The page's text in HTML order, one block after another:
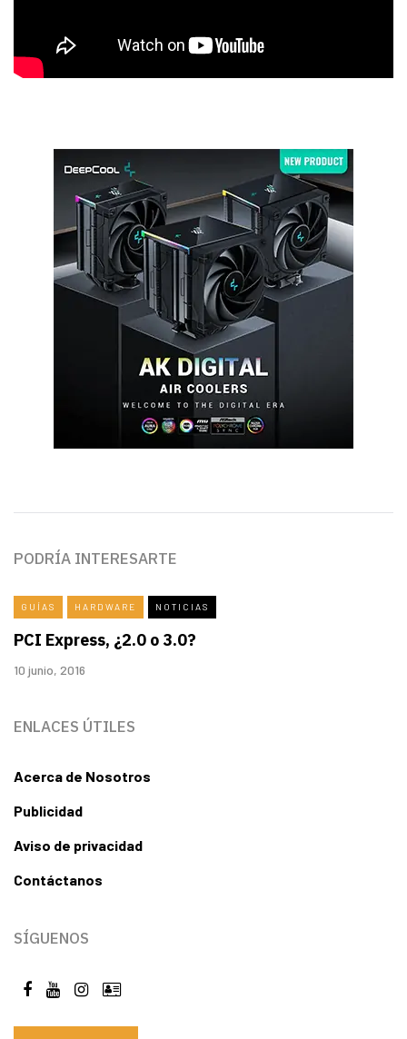
PODRÍA INTERESARTE
GUÍAS HARDWARE NOTICIAS
PCI Express, ¿2.0 o 3.0?
10 junio, 2016
ENLACES ÚTILES
Acerca de Nosotros
Publicidad
Aviso de privacidad
Contáctanos
SÍGUENOS